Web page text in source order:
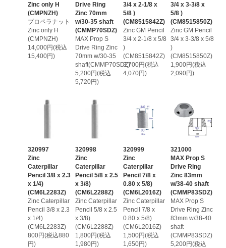
Zinc only H
(CMPNZH)
プロペラナット
Zinc only H
(CMPNZH)
14,000円(税込
15,400円)
Drive Ring
Zinc 70mm
w/30-35 shaft
(CMMP70SDZ)
MAX Prop S
Drive Ring Zinc
70mm w/30-35
shaft(CMMP70SDZ)
5,200円(税込
5,720円)
3/4 x 2-1/8 x
5/8 )
(CM8515842Z)
Zinc GM Pencil
3/4 x 2-1/8 x 5/8
)
(CM8515842Z)
3,700円(税込
4,070円)
3/4 x 3-3/8 x
5/8 )
(CM8515850Z)
Zinc GM Pencil
3/4 x 3-3/8 x 5/8
)
(CM8515850Z)
1,900円(税込
2,090円)
320997
Zinc
Caterpillar
Pencil 3/8 x 2.3
x 1/4)
(CM6L2283Z)
Zinc Caterpillar
Pencil 3/8 x 2.3
x 1/4)
(CM6L2283Z)
800円(税込880
円)
320998
Zinc
Caterpillar
Pencil 5/8 x 2.5
x 3/8)
(CM6L2288Z)
Zinc Caterpillar
Pencil 5/8 x 2.5
x 3/8)
(CM6L2288Z)
1,800円(税込
1,980円)
320999
Zinc
Caterpillar
Pencil 7/8 x
0.80 x 5/8)
(CM6L2016Z)
Zinc Caterpillar
Pencil 7/8 x
0.80 x 5/8)
(CM6L2016Z)
1,500円(税込
1,650円)
321000
MAX Prop S
Drive Ring
Zinc 83mm
w/38-40 shaft
(CMMP83SDZ)
MAX Prop S
Drive Ring Zinc
83mm w/38-40
shaft
(CMMP83SDZ)
5,200円(税込